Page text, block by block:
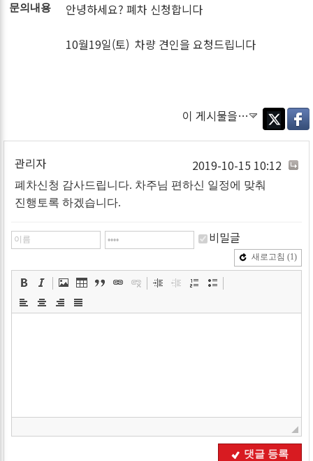
문의내용 안녕하세요? 폐차 신청합니다
10월19일(토) 차량 견인을 요청드립니다
이 게시물을…
Twitter
관리자 2019-10-15 10:12
폐차신청 감사드립니다. 차주님 편하신 일정에 맞춰
진행토록 하겠습니다.
비밀글
새로고침 (1)
댓글 등록